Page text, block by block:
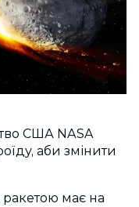
США NASA
аби змінити
ракетою має на